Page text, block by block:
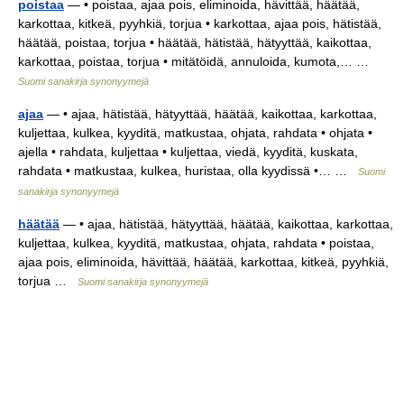
poistaa — • poistaa, ajaa pois, eliminoida, hävittää, häätää,
karkottaa, kitkeä, pyyhkiä, torjua • karkottaa, ajaa pois, hätistää,
häätää, poistaa, torjua • häätää, hätistää, hätyyttää, kaikottaa,
karkottaa, poistaa, torjua • mitätöidä, annuloida, kumota,… …
Suomi sanakirja synonyymejä
ajaa — • ajaa, hätistää, hätyyttää, häätää, kaikottaa, karkottaa,
kuljettaa, kulkea, kyyditä, matkustaa, ohjata, rahdata • ohjata •
ajella • rahdata, kuljettaa • kuljettaa, viedä, kyyditä, kuskata,
rahdata • matkustaa, kulkea, huristaa, olla kyydissä •… …
Suomi
sanakirja synonyymejä
häätää — • ajaa, hätistää, hätyyttää, häätää, kaikottaa, karkottaa,
kuljettaa, kulkea, kyyditä, matkustaa, ohjata, rahdata • poistaa,
ajaa pois, eliminoida, hävittää, häätää, karkottaa, kitkeä, pyyhkiä,
torjua …
Suomi sanakirja synonyymejä